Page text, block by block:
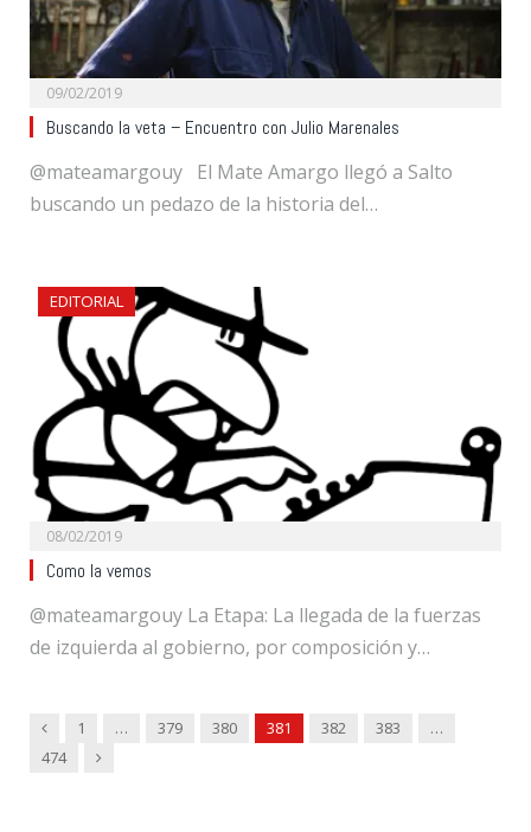
09/02/2019
Buscando la veta – Encuentro con Julio Marenales
@mateamargouy El Mate Amargo llegó a Salto
buscando un pedazo de la historia del…
EDITORIAL
08/02/2019
Como la vemos
@mateamargouy La Etapa: La llegada de la fuerzas
de izquierda al gobierno, por composición y…
Previous
1 … 379 380 381 382 383
…
474
Next